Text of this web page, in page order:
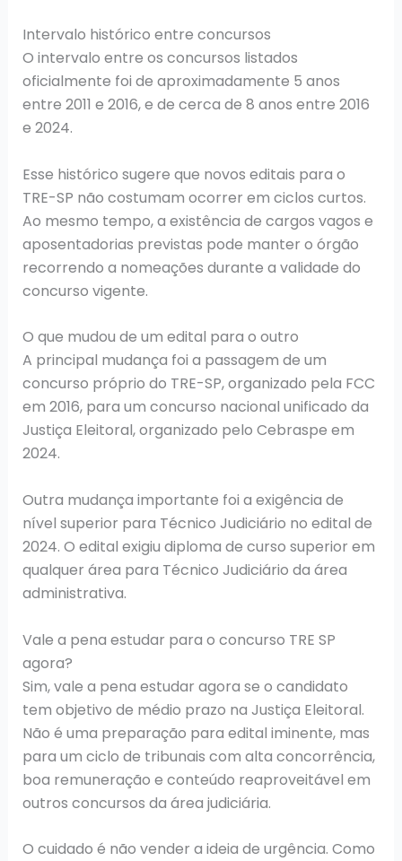
Intervalo histórico entre concursos
O intervalo entre os concursos listados
oficialmente foi de aproximadamente 5 anos
entre 2011 e 2016, e de cerca de 8 anos entre 2016
e 2024.
Esse histórico sugere que novos editais para o
TRE-SP não costumam ocorrer em ciclos curtos.
Ao mesmo tempo, a existência de cargos vagos e
aposentadorias previstas pode manter o órgão
recorrendo a nomeações durante a validade do
concurso vigente.
O que mudou de um edital para o outro
A principal mudança foi a passagem de um
concurso próprio do TRE-SP, organizado pela FCC
em 2016, para um concurso nacional unificado da
Justiça Eleitoral, organizado pelo Cebraspe em
2024.
Outra mudança importante foi a exigência de
nível superior para Técnico Judiciário no edital de
2024. O edital exigiu diploma de curso superior em
qualquer área para Técnico Judiciário da área
administrativa.
Vale a pena estudar para o concurso TRE SP
agora?
Sim, vale a pena estudar agora se o candidato
tem objetivo de médio prazo na Justiça Eleitoral.
Não é uma preparação para edital iminente, mas
para um ciclo de tribunais com alta concorrência,
boa remuneração e conteúdo reaproveitável em
outros concursos da área judiciária.
O cuidado é não vender a ideia de urgência. Como